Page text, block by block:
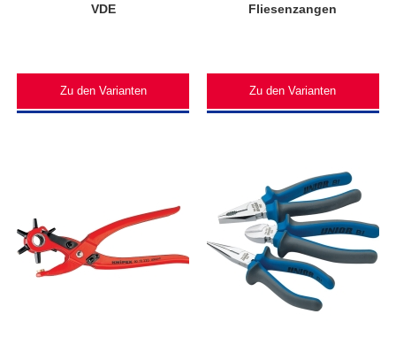
VDE
Zu den Varianten
Fliesenzangen
Zu den Varianten